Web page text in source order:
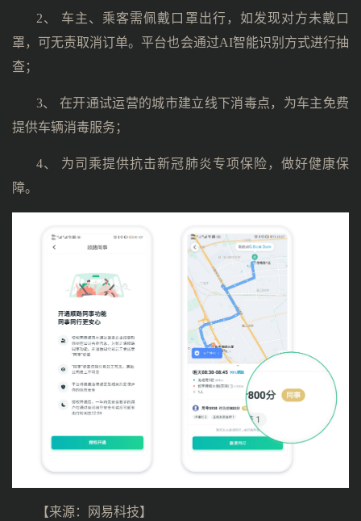
2、 车主、乘客需佩戴口罩出行，如发现对方未戴口
罩，可无责取消订单。平台也会通过AI智能识别方式进行抽
查；
3、 在开通试运营的城市建立线下消毒点，为车主免费
提供车辆消毒服务；
4、 为司乘提供抗击新冠肺炎专项保险，做好健康保
障。
【来源：网易科技】